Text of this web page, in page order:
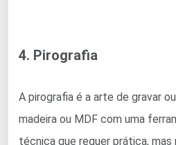
4. Pirografia
A pirografia é a arte de gravar
madeira ou MDF com uma
técnica que requer prática,